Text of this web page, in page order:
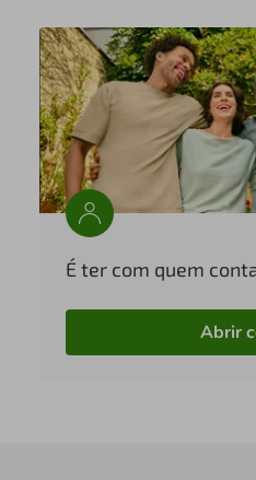
É ter com quem
Abrir